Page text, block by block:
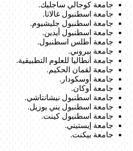
جامعة كوجالي ساجليك.
جامعة اسطنبول غالاتا.
جامعة اسطنبول جليشيوم.
جامعة اسطنبول أيدين.
جامعة أطلس اسطنبول.
جامعة بيروني.
جامعة أنطاليا للعلوم التطبيقية.
جامعة لقمان الحكيم.
جامعة أوسكودار.
جامعة أوكان.
جامعة اسطنبول نيشانتاشي.
جامعة اسطنبول يني يوزيل.
جامعة اسطنبول كينت.
جامعة إيستيني.
جامعة بيكنت.